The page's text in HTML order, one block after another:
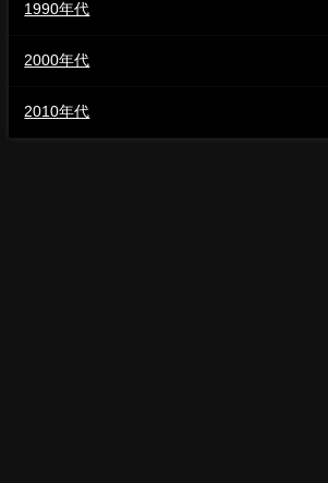
1990年代
2000年代
2010年代